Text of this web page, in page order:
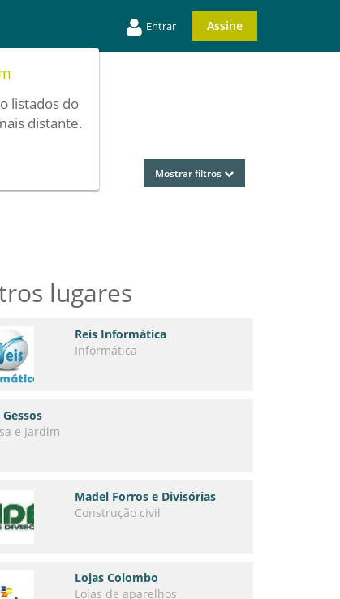
Entrar Assine
listados do
distante.
Mostrar filtros
lugares
Reis Informática
Informática
Gessos
e Jardim
Madel Forros e Divisórias
Construção civil
Lojas Colombo
Lojas de aparelhos